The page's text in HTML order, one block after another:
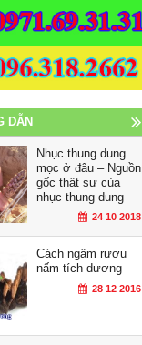
DẪN
Nhục thung dung
mọc ở đâu – Nguồn
gốc thật sự của
nhục thung dung
24 10 2018
Cách ngâm rượu
nấm tích dương
28 12 2016